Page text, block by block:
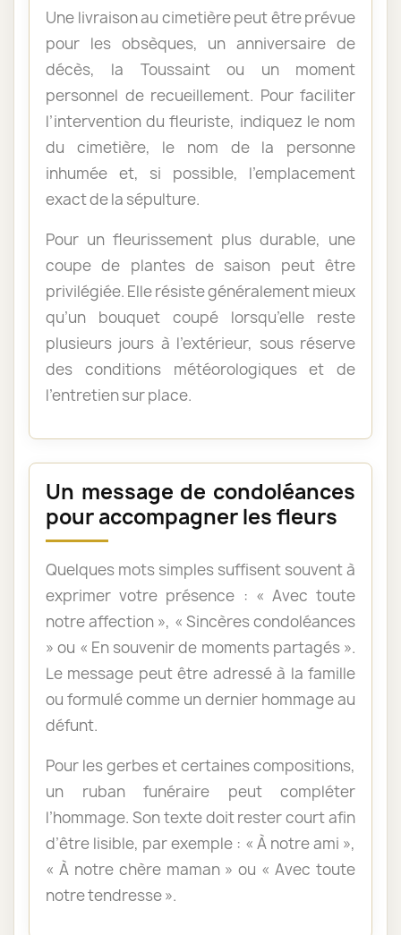
Une livraison au cimetière peut être prévue
pour les obsèques, un anniversaire de
décès, la Toussaint ou un moment
personnel de recueillement. Pour faciliter
l’intervention du fleuriste, indiquez le nom
du cimetière, le nom de la personne
inhumée et, si possible, l’emplacement
exact de la sépulture.
Pour un fleurissement plus durable, une
coupe de plantes de saison peut être
privilégiée. Elle résiste généralement mieux
qu’un bouquet coupé lorsqu’elle reste
plusieurs jours à l’extérieur, sous réserve
des conditions météorologiques et de
l’entretien sur place.
Un message de condoléances
pour accompagner les fleurs
Quelques mots simples suffisent souvent à
exprimer votre présence : « Avec toute
notre affection », « Sincères condoléances
» ou « En souvenir de moments partagés ».
Le message peut être adressé à la famille
ou formulé comme un dernier hommage au
défunt.
Pour les gerbes et certaines compositions,
un ruban funéraire peut compléter
l’hommage. Son texte doit rester court afin
d’être lisible, par exemple : « À notre ami »,
« À notre chère maman » ou « Avec toute
notre tendresse ».